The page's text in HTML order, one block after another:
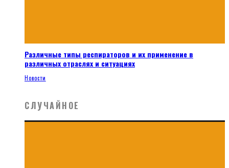
Различные типы респираторов и их применение в
различных отраслях и ситуациях
Новости
СЛУЧАЙНОЕ